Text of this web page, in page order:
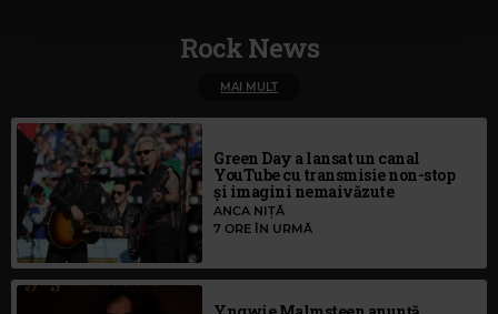
Rock News
MAI MULT
Green Day a lansat un canal
YouTube cu transmisie non-stop
și imagini nemaivăzute
ANCA NIȚĂ
7 ORE ÎN URMĂ